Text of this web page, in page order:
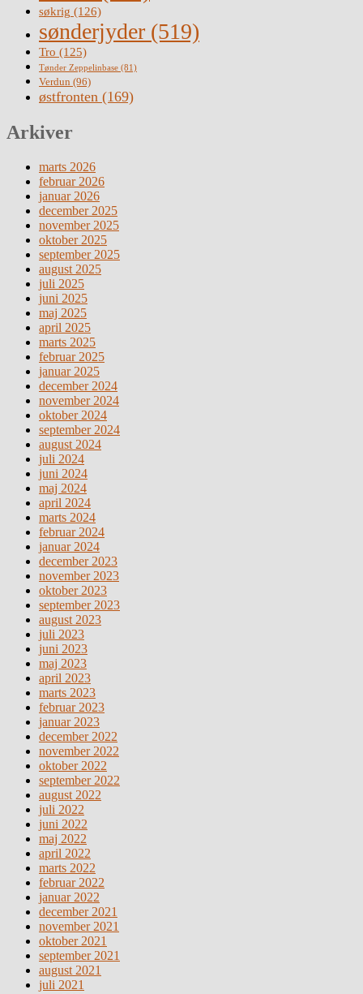
søkrig (126)
sønderjyder (519)
Tro (125)
Tønder Zeppelinbase (81)
Verdun (96)
østfronten (169)
Arkiver
marts 2026
februar 2026
januar 2026
december 2025
november 2025
oktober 2025
september 2025
august 2025
juli 2025
juni 2025
maj 2025
april 2025
marts 2025
februar 2025
januar 2025
december 2024
november 2024
oktober 2024
september 2024
august 2024
juli 2024
juni 2024
maj 2024
april 2024
marts 2024
februar 2024
januar 2024
december 2023
november 2023
oktober 2023
september 2023
august 2023
juli 2023
juni 2023
maj 2023
april 2023
marts 2023
februar 2023
januar 2023
december 2022
november 2022
oktober 2022
september 2022
august 2022
juli 2022
juni 2022
maj 2022
april 2022
marts 2022
februar 2022
januar 2022
december 2021
november 2021
oktober 2021
september 2021
august 2021
juli 2021